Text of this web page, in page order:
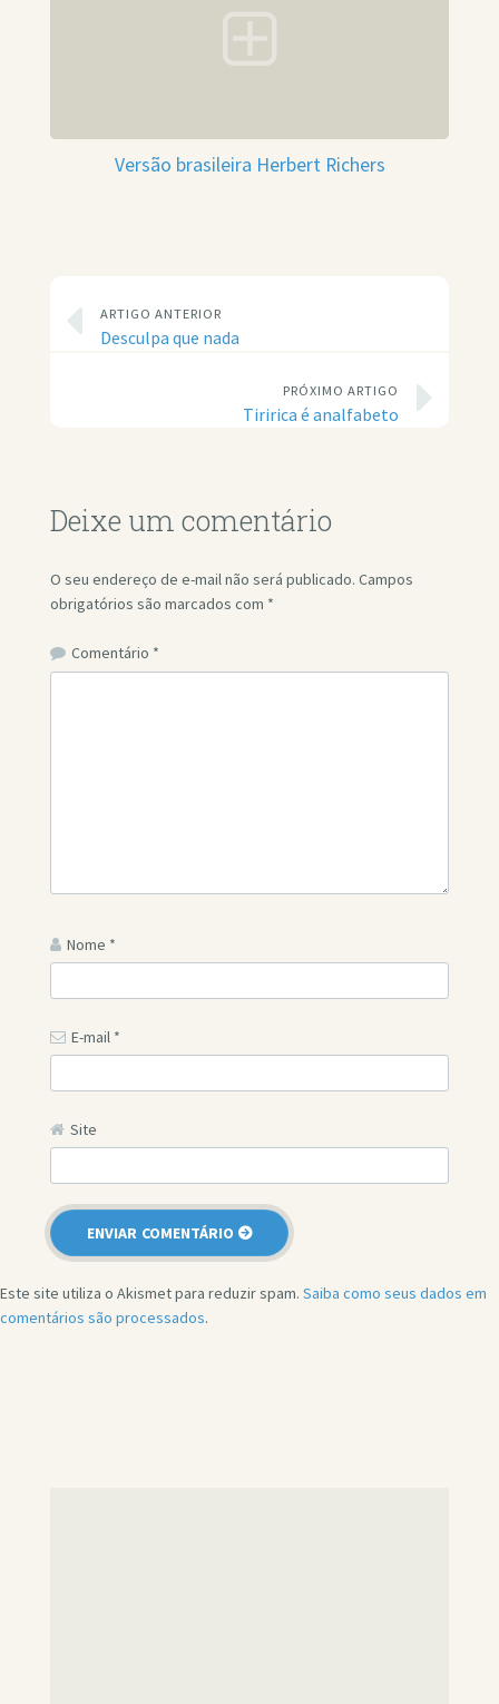
Versão brasileira Herbert Richers
ARTIGO ANTERIOR
Desculpa que nada
PRÓXIMO ARTIGO
Tiririca é analfabeto
Deixe um comentário
O seu endereço de e-mail não será publicado. Campos
obrigatórios são marcados com *
Comentário *
Nome *
E-mail *
Site
Este site utiliza o Akismet para reduzir spam. Saiba como seus dados em
comentários são processados.